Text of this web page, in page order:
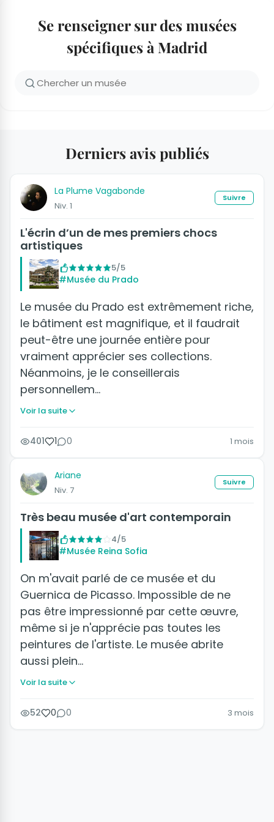
Se renseigner sur des musées
spécifiques à Madrid
Derniers avis publiés
La Plume Vagabonde
Niv. 1
Suivre
L'écrin d’un de mes premiers chocs
artistiques
5/5
#Musée du Prado
Le musée du Prado est extrêmement riche,
le bâtiment est magnifique, et il faudrait
peut-être une journée entière pour
vraiment apprécier ses collections.
Néanmoins, je le conseillerais
personnellem…
Voir la suite
401 1 0 1 mois
Ariane
Niv. 7
Suivre
Très beau musée d'art contemporain
4/5
#Musée Reina Sofia
On m'avait parlé de ce musée et du
Guernica de Picasso. Impossible de ne
pas être impressionné par cette œuvre,
même si je n'apprécie pas toutes les
peintures de l'artiste. Le musée abrite
aussi plein…
Voir la suite
52 0 0 3 mois